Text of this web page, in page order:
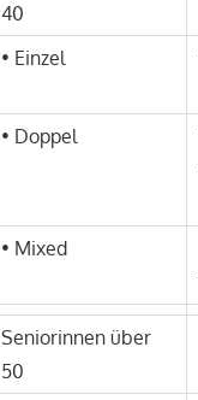
40
• Einzel
• Doppel
• Mixed
Seniorinnen über
50